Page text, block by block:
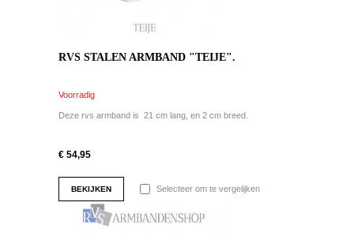
RVS STALEN ARMBAND "TEIJE".
Voorradig
Deze rvs armband is 21 cm lang, en 2 cm breed.
€ 54,95
BEKIJKEN Selecteer om te vergelijken